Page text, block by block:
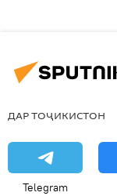
ДАР ТОҶИКИСТОН
Telegram